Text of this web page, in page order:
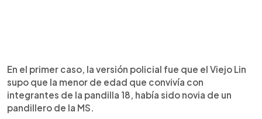
En el primer caso, la versión policial fue que el Viejo Lin
supo que la menor de edad que convivía con
integrantes de la pandilla 18, había sido novia de un
pandillero de la MS.